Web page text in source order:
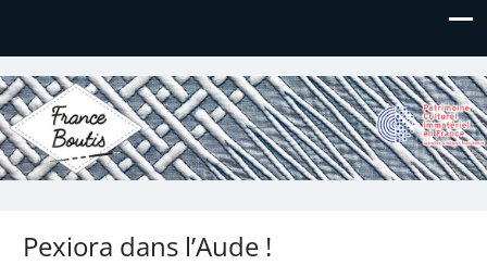
France Boutis
Le site de France Boutis
Pexiora dans l’Aude !